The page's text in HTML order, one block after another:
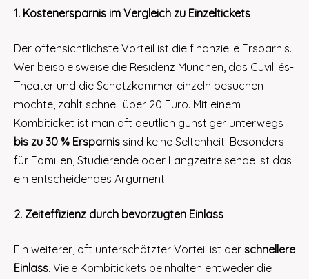
1. Kostenersparnis im Vergleich zu Einzeltickets
Der offensichtlichste Vorteil ist die finanzielle Ersparnis.
Wer beispielsweise die Residenz München, das Cuvilliés-
Theater und die Schatzkammer einzeln besuchen
möchte, zahlt schnell über 20 Euro. Mit einem
Kombiticket ist man oft deutlich günstiger unterwegs –
bis zu 30 % Ersparnis sind keine Seltenheit. Besonders
für Familien, Studierende oder Langzeitreisende ist das
ein entscheidendes Argument.
2. Zeiteffizienz durch bevorzugten Einlass
Ein weiterer, oft unterschätzter Vorteil ist der schnellere
Einlass. Viele Kombitickets beinhalten entweder die